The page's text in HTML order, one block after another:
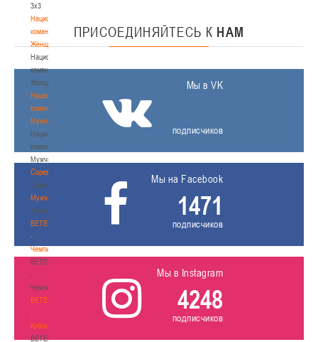
3х3
Национальная
команда.
Женщины
Национальная
команда.
Женщины
Национальная
команда.
Мужчины
Национальная
команда.
Мужчины
Соревнования
Соревнования
Мужчины
Мужчины
BETERA
-
Чемпионат
BETERA
-
Чемпионат
BETERA
-
Кубок
BETERA
ПРИСОЕДИНЯЙТЕСЬ К НАМ
Мы в VK
подписчиков
Мы на Facebook
1471
подписчиков
Мы в Instagram
4248
подписчиков